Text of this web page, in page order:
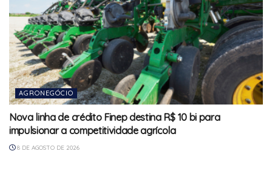
AGRONEGÓCIO
Nova linha de crédito Finep destina R$ 10 bi para
impulsionar a competitividade agrícola
8 DE AGOSTO DE 2026